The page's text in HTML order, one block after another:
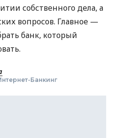
собственного дела, а
вопросов. Главное —
банк, который
Банкинг